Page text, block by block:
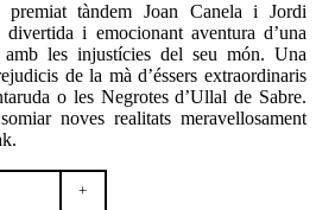
tàndem Joan Canela i Jordi
i emocionant aventura d’una
les injustícies del seu món. Una
de la mà d’éssers extraordinaris
o les Negrotes d’Ullal de Sabre.
noves realitats meravellosament